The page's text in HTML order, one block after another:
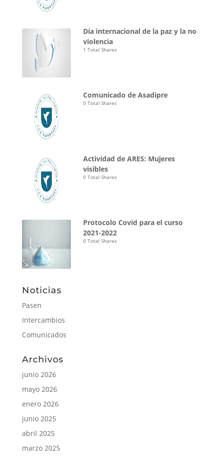
Día internacional de la paz y la no
violencia
1 Total Shares
Comunicado de Asadipre
0 Total Shares
Actividad de ARES: Mujeres
visibles
0 Total Shares
Protocolo Covid para el curso
2021-2022
0 Total Shares
Noticias
Pasen
Intercambios
Comunicados
Archivos
junio 2026
mayo 2026
enero 2026
junio 2025
abril 2025
marzo 2025